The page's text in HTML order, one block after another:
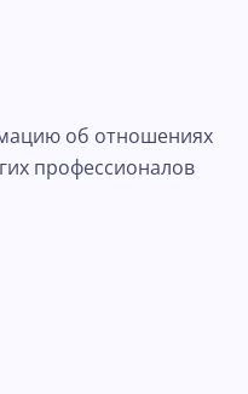
об отношениях
профессионалов